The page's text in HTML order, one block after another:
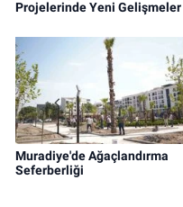
Projelerinde Yeni Gelişmeler
Muradiye'de Ağaçlandırma
Seferberliği